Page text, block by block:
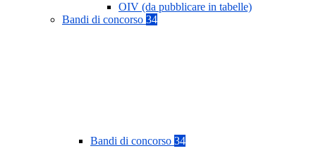
OIV (da pubblicare in tabelle)
Bandi di concorso 34
Bandi di concorso 34